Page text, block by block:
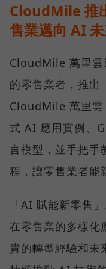
CloudMile 推
售業邁向 AI
CloudMile 萬里雲
的零售業者，推出
CloudMile 萬里雲
式 AI 應用實例、
言模型，並手把手
程，讓零售業者能
「AI 賦能新零售
在零售業的多樣化
貴的轉型經驗和